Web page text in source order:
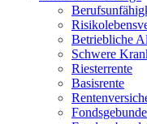
Betriebliche
Schwere
Riesterrente
Basisrente